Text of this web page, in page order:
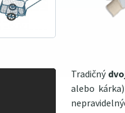
Tradičný
alebo kárka)